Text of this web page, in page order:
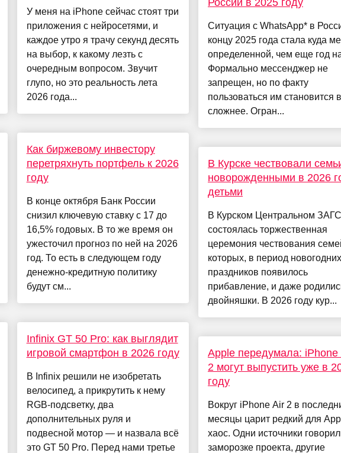
У меня на iPhone сейчас стоят три
приложения с нейросетями, и
каждое утро я трачу секунд десять
на выбор, к какому лезть с
очередным вопросом. Звучит
глупо, но это реальность лета
2026 года...
Как биржевому инвестору
перетряхнуть портфель к 2026
году
В конце октября Банк России
снизил ключевую ставку с 17 до
16,5% годовых. В то же время он
ужесточил прогноз по ней на 2026
год. То есть в следующем году
денежно-кредитную политику
будут см...
Infinix GT 50 Pro: как выглядит
игровой смартфон в 2026 году
В Infinix решили не изобретать
велосипед, а прикрутить к нему
RGB-подсветку, два
дополнительных руля и
подвесной мотор — и назвала всё
это GT 50 Pro. Перед нами третье
России в 2025 году
Ситуация с WhatsApp* в
концу 2025 года стала куда
определенной, чем еще год
Формально мессенджер не
запрещен, но по факту
пользоваться им становится
сложнее. Огран...
В Курске чествовали
новорожденными в 2026
детьми
В Курском Центральном
состоялась торжественная
церемония чествования
которых, в период новогодних
праздников появилось
прибавление, и даже
двойняшки. В 2026 году кур...
Apple передумала: iPhone
2 могут выпустить уже в
году
Вокруг iPhone Air 2 в
месяцы царит редкий для
хаос. Одни источники
заморозке проекта, другие